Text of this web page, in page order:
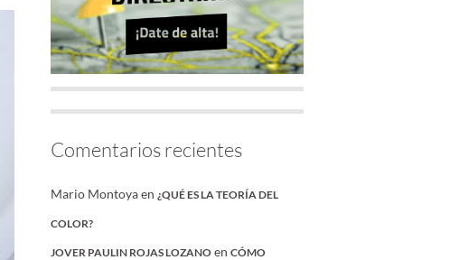
Comentarios recientes
Mario Montoyaen ¿QUÉ ES LA TEORÍA DEL
COLOR?
JOVER PAULIN ROJAS LOZANO en CÓMO